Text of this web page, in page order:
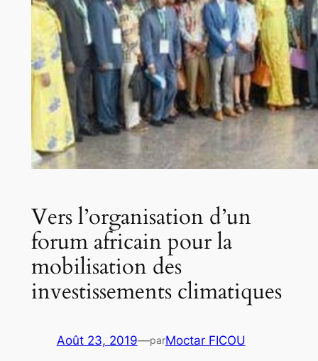
Vers l’organisation d’un
forum africain pour la
mobilisation des
investissements climatiques
Août 23, 2019—parMoctar FICOU